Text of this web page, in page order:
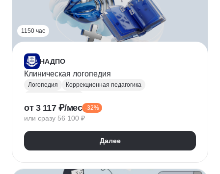
1150 час
НАДПО
Клиническая логопедия
Логопедия
Коррекционная педагогика
Дифференциальная психология
от 3 117 ₽/мес -32%
или сразу 56 100 ₽
Далее